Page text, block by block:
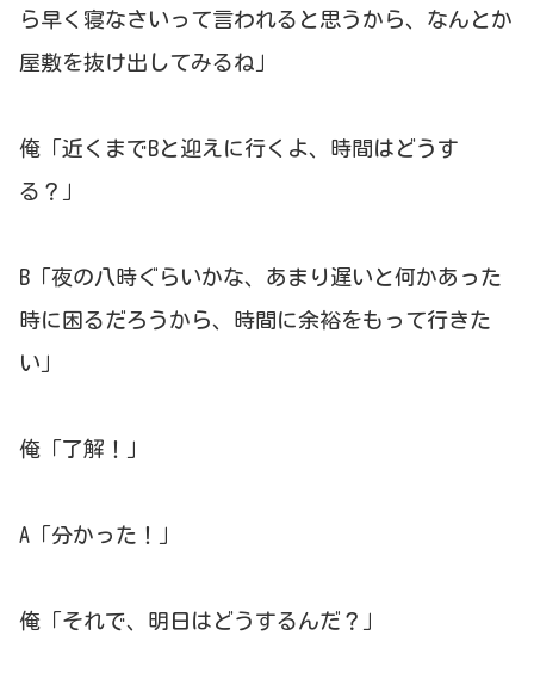
ら早く寝なさいって言われると思うから、なんとか
屋敷を抜け出してみるね」
俺「近くまでBと迎えに行くよ、時間はどうす
る？」
B「夜の八時ぐらいかな、あまり遅いと何かあった
時に困るだろうから、時間に余裕をもって行きた
い」
俺「了解！」
A「分かった！」
俺「それで、明日はどうするんだ？」